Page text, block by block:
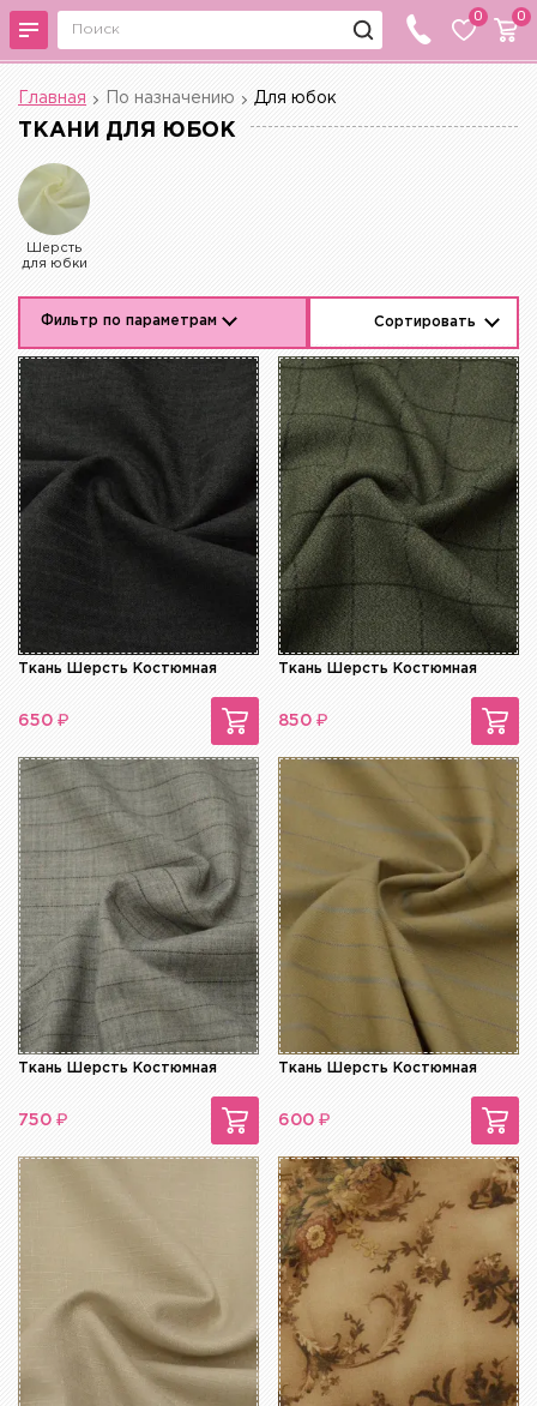
0 0
Главная По назначению Для юбок
ТКАНИ ДЛЯ ЮБОК
Шерсть
для юбки
Фильтр по параметрам Сортировать
Ткань Шерсть Костюмная
650 ₽
Ткань Шерсть Костюмная
850 ₽
Ткань Шерсть Костюмная
750 ₽
Ткань Шерсть Костюмная
600 ₽